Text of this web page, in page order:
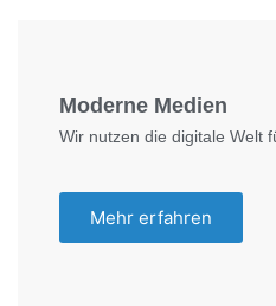
Moderne Medien
Wir nutzen die digitale Welt
Mehr erfahren